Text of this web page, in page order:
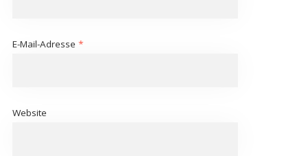
E-Mail-Adresse *
Website